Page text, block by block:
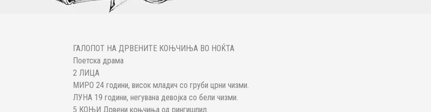
ГАЛОПОТ НА ДРВЕНИТЕ КОЊЧИЊА ВО НОЌТА
Поетска драма
2 ЛИЦА
МИРО 24 години, висок младич со груби црни чизми.
ЛУНА 19 години, негувана девојка со бели чизми.
5 КОЊИ Дрвени коњчиња од рингишпил.